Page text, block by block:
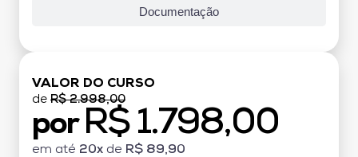
Documentação
VALOR DO CURSO
de R$ 2.998,00
por R$ 1.798,00
em até 20x de R$ 89,90